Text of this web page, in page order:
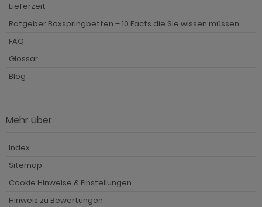
Lieferzeit
Ratgeber Boxspringbetten – 10 Facts die Sie wissen müssen
FAQ
Glossar
Blog
Mehr über
Index
Sitemap
Cookie Hinweise & Einstellungen
Hinweis zu Bewertungen